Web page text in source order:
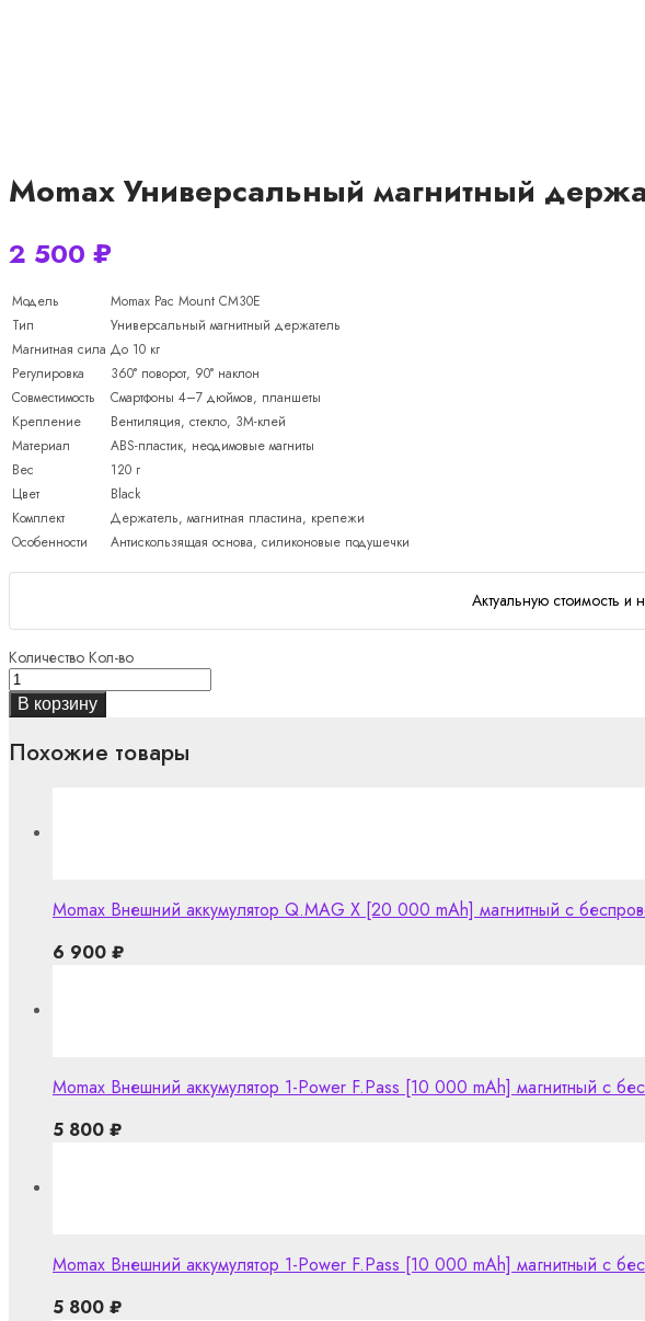
Momax Универсальный магнитный
2 500 ₽
Модель
Momax Pac Mount CM30E
Тип
Универсальный магнитный держатель
Магнитная сила До 10 кг
Регулировка
360° поворот, 90° наклон
Совместимость
Смартфоны 4–7 дюймов, планшеты
Крепление
Вентиляция, стекло, 3M-клей
Материал
ABS-пластик, неодимовые магниты
Вес
120 г
Цвет
Black
Комплект
Держатель, магнитная пластина, крепежи
Особенности
Антискользящая основа, силиконовые подушечки
Актуальную стоимость и
Количество Кол-во
В корзину
Похожие товары
Momax Внешний аккумулятор Q.MAG X [20 000 mAh] магнитный с
6 900 ₽
Momax Внешний аккумулятор 1-Power F.Pass [10 000 mAh] магнитный с
5 800 ₽
Momax Внешний аккумулятор 1-Power F.Pass [10 000 mAh] магнитный с
5 800 ₽